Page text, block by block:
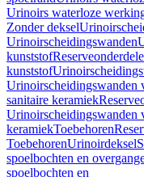
Urinoirs waterloze
Zonder deksel
Urinoirscheidingswanden
kunststof
kunststof
Urinoirscheidingswanden
sanitaire keramiek
Urinoirscheidingswanden
keramiekToebehoren
ToebehorenUrinoirdeksel
spoelbochten en
spoelbochten en